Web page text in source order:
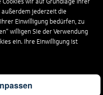
wir auf Grundlage Ihrer
außerdem jederzeit die
Einwilligung bedürfen, zu
willigen Sie der Verwendung
ein. Ihre Einwilligung ist